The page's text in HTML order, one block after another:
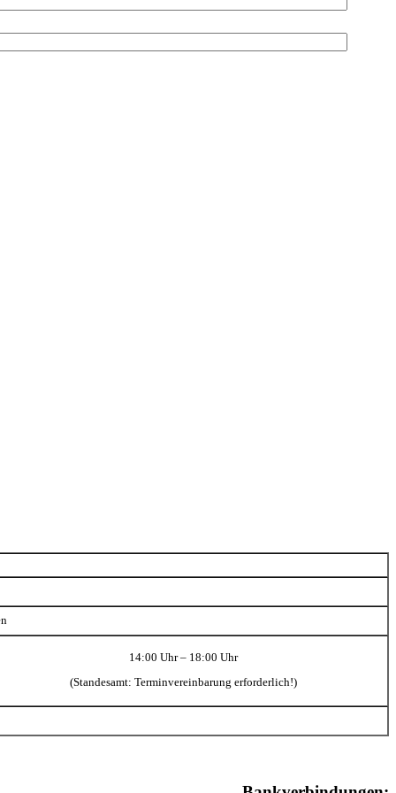
14:00 Uhr – 18:00 Uhr
(Standesamt: Terminvereinbarung erforderlich!)